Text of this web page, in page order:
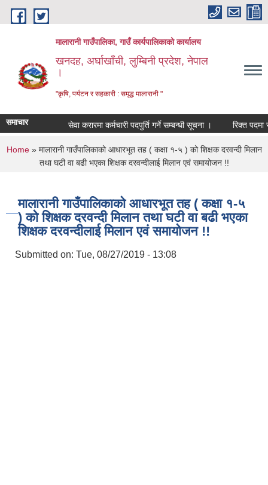
Skip to main content
मालारानी गाउँपालिका, गाउँ कार्यपालिकाको कार्यालय
खनदह, अर्घाखाँची, लुम्बिनी प्रदेश, नेपाल
।
"कृषि, पर्यटन र सहकारी : समृद्ध मालारानी "
समाचार सेवा करारमा कर्मचारी पदपुर्ति गर्ने सम्बन्धी सूचना । रिक्त पदमा
You are here
Home» मालारानी गाउँपालिकाको आधारभूत तह ( कक्षा १-५ ) को शिक्षक दरवन्दी मिलान
तथा घटी वा बढी भएका शिक्षक दरवन्दीलाई मिलान एवं समायोजन !!
मालारानी गाउँपालिकाको आधारभूत तह ( कक्षा १-५
) को शिक्षक दरवन्दी मिलान तथा घटी वा बढी भएका
शिक्षक दरवन्दीलाई मिलान एवं समायोजन !!
Submitted on: Tue, 08/27/2019 - 13:08